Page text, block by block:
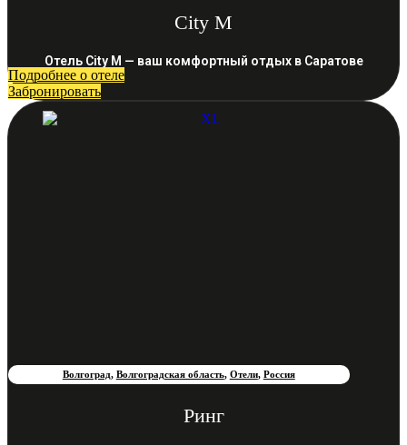
City M
Отель City M — ваш комфортный отдых в Саратове
Подробнее о отеле
Забронировать
Волгоград, Волгоградская область, Отели, Россия
Ринг